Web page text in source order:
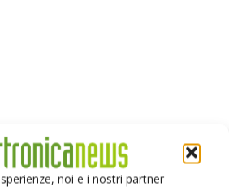
noi e i nostri partner